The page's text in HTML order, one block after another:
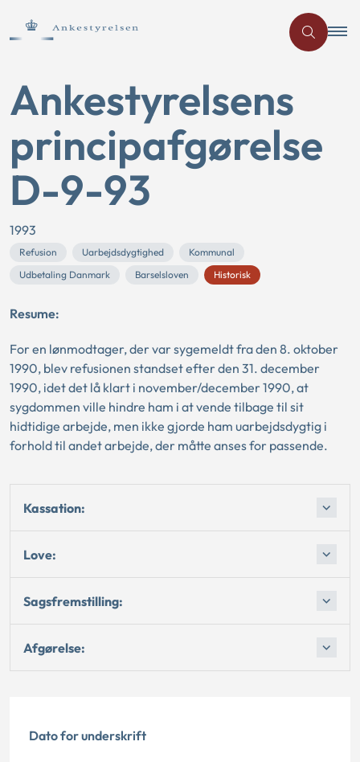
Ankestyrelsens
principafgørelse
D-9-93
1993
Refusion Uarbejdsdygtighed
Kommunal
Udbetaling Danmark
Barselsloven Historisk
Resume:
For en lønmodtager, der var sygemeldt fra den 8. oktober
1990, blev refusionen standset efter den 31. december
1990, idet det lå klart i november/december 1990, at
sygdommen ville hindre ham i at vende tilbage til sit
hidtidige arbejde, men ikke gjorde ham uarbejdsdygtig i
forhold til andet arbejde, der måtte anses for passende.
Kassation:
Love:
Sagsfremstilling:
Afgørelse:
Dato for underskrift